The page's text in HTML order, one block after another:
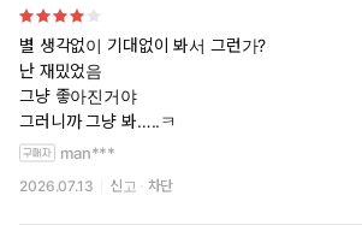
별 생각없이 기대없이 봐서 그런가?
난 재밌었음
그냥 좋아진거야
그러니까 그냥 봐…..ㅋ
man***
2026.07.13 신고 차단